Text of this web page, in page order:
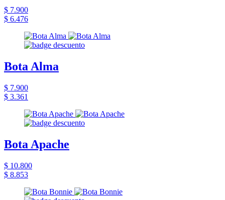
$ 7.900
$ 6.476
Bota Alma
$ 7.900
$ 3.361
Bota Apache
$ 10.800
$ 8.853